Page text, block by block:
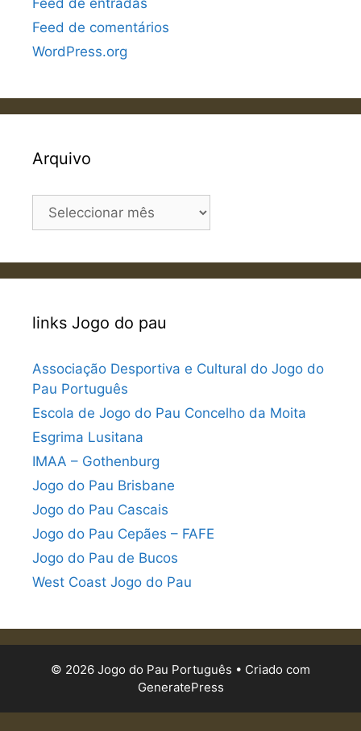
Feed de comentários
WordPress.org
Arquivo
Arquivo
links Jogo do pau
Associação Desportiva e Cultural do Jogo do
Pau Português
Escola de Jogo do Pau Concelho da Moita
Esgrima Lusitana
IMAA – Gothenburg
Jogo do Pau Brisbane
Jogo do Pau Cascais
Jogo do Pau Cepães – FAFE
Jogo do Pau de Bucos
West Coast Jogo do Pau
© 2026 Jogo do Pau Português • Criado com
GeneratePress